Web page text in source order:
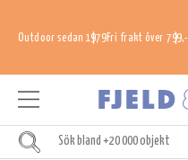
Outdoor sedan 1979Fri frakt över 799,-